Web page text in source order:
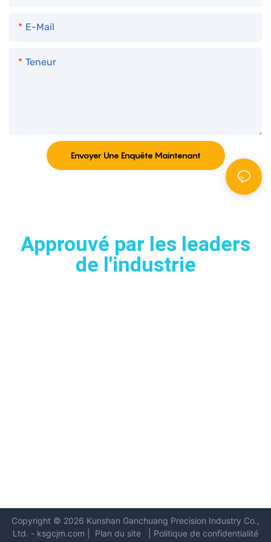
E-Mail
Teneur
Envoyer Une Enquête Maintenant
Approuvé par les leaders
de l'industrie
Copyright © 2026 Kunshan Ganchuang Precision Industry Co.,
Ltd. - ksgcjm.com Plan du site Politique de confidentialité